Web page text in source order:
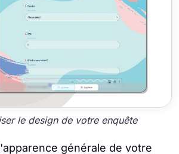
le design de votre enquête
générale de votre